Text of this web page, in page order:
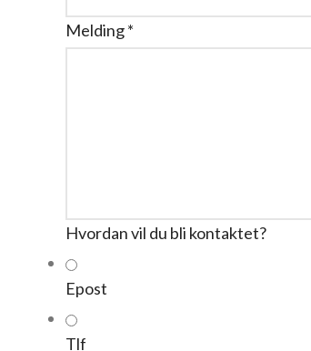
Melding*
Hvordan vil du bli kontaktet?
Epost
Tlf